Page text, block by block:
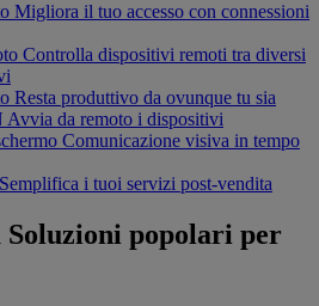
Migliora il tuo accesso con connessioni
Controlla dispositivi remoti tra diversi
Resta produttivo da ovunque tu sia
Avvia da remoto i dispositivi
Comunicazione visiva in tempo
Semplifica i tuoi servizi post-vendita
Soluzioni popolari per